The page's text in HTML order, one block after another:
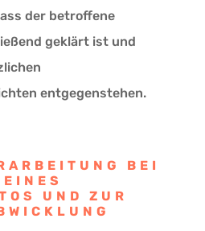
der betroffene
geklärt ist und
entgegenstehen.
BEI
UND ZUR